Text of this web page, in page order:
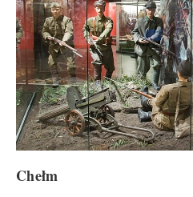
Chełm